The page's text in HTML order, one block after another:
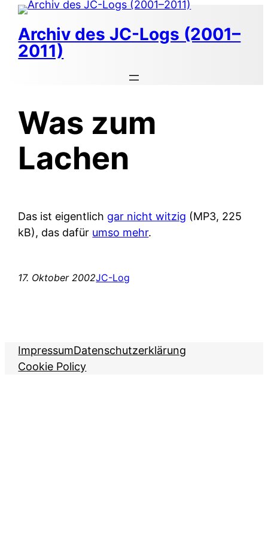
Zum
Inhalt
springen
Archiv des JC-Logs (2001–
2011)
Was zum
Lachen
Das ist eigentlich gar nicht witzig (MP3, 225
kB), das dafür umso mehr.
17. Oktober 2002JC-Log
ImpressumDatenschutzerklärung
Cookie Policy